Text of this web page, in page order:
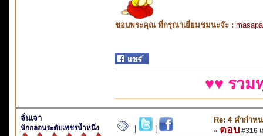
ขอบพระคุณ ที่กรุณาเยี่ยมชมนะจ๊ะ :
♥♥ รวม
จั่นเจา
นักกลอนระดับเพชรน้ำหนึ่ง
Re: 4 คำกำห
« ตอบ #316